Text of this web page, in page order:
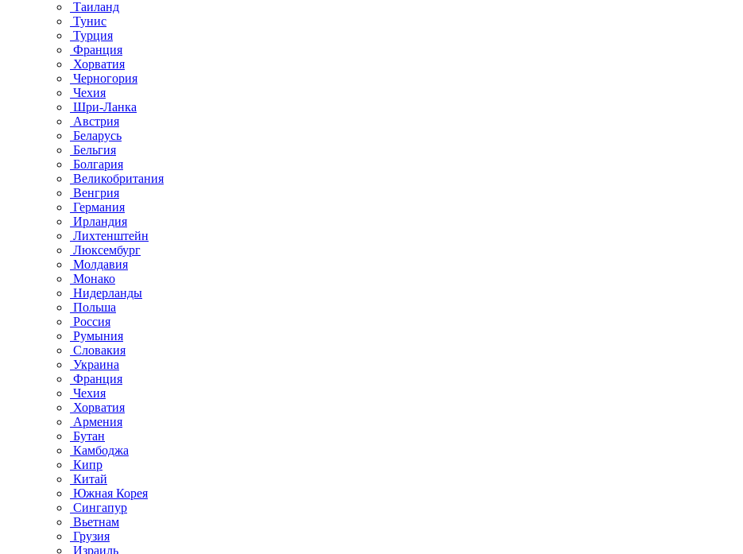
Таиланд
Тунис
Турция
Франция
Хорватия
Черногория
Чехия
Шри-Ланка
Австрия
Беларусь
Бельгия
Болгария
Великобритания
Венгрия
Германия
Ирландия
Лихтенштейн
Люксембург
Молдавия
Монако
Нидерланды
Польша
Россия
Румыния
Словакия
Украина
Франция
Чехия
Хорватия
Армения
Бутан
Камбоджа
Кипр
Китай
Южная Корея
Сингапур
Вьетнам
Грузия
Израиль